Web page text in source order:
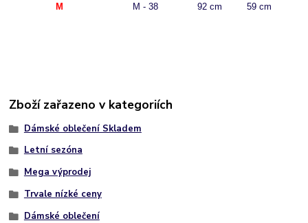
M
M - 38 92 cm 59 cm
Zboží zařazeno v kategoriích
Dámské oblečení Skladem
Letní sezóna
Mega výprodej
Trvale nízké ceny
Dámské oblečení